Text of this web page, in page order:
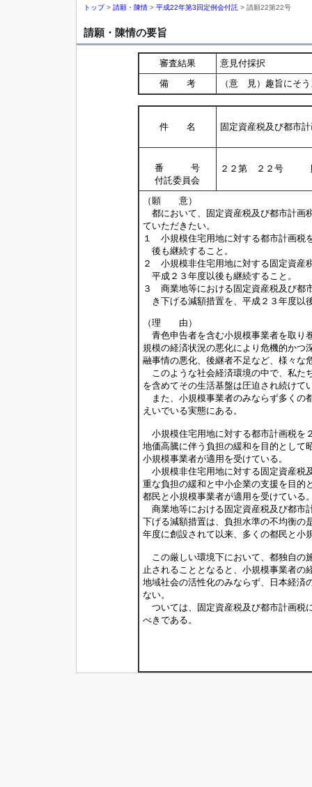
トップ> 請願・陳情 > 平成22年第3回定例会付託 > 請願22第22号
請願・陳情の要旨
審査結果
意見付採択
備 考
（意 見）趣旨にそ
件 名 固定資産税及び都市
番 号
付託委員会
２２第 ２２号
（願 意）
都において、固定資産税及び都市計画
ていただきたい。
１ 小規模住宅用地に対する都市計画税
後も継続すること。
２ 小規模非住宅用地に対する固定資産
平成２３年度以後も継続すること。
３ 商業地等における固定資産税及び都
き下げる減額措置を、平成２３年度以
（理 由）
青色申告者を含む小規模事業者を取り
規模の経済状況の悪化により危機的かつ
融事情の悪化、後継者不足など、様々な
このような社会経済環境の中で、私た
を含めてその生活基盤は圧迫され続けて
また、小規模事業者のみならず多くの
えいでいる実態にある。
小規模住宅用地に対する都市計画税を
地価高騰に伴う負担の緩和を目的として
小規模事業者が適用を受けている。
小規模非住宅用地に対する固定資産税
重な負担の緩和と中小企業の支援を目的
都民と小規模事業者が適用を受けている
商業地等における固定資産税及び都市
下げる減額措置は、負担水準の不均衡の
年度に創設されて以来、多くの都民と小
この厳しい環境下において、都独自の
止されることとなると、小規模事業者の
地域社会の活性化のみならず、日本経済
ない。
ついては、固定資産税及び都市計画税
べきである。